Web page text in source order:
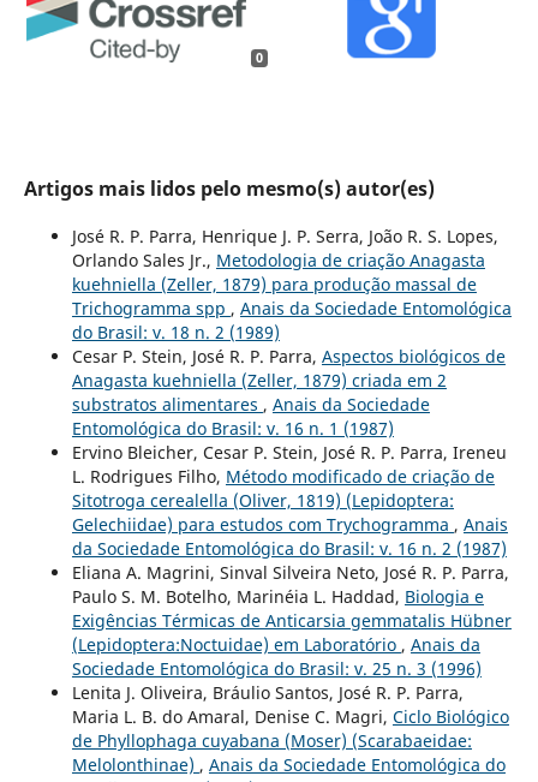
0
Artigos mais lidos pelo mesmo(s) autor(es)
José R. P. Parra, Henrique J. P. Serra, João R. S. Lopes,
Orlando Sales Jr., Metodologia de criação Anagasta
kuehniella (Zeller, 1879) para produção massal de
Trichogramma spp , Anais da Sociedade Entomológica
do Brasil: v. 18 n. 2 (1989)
Cesar P. Stein, José R. P. Parra, Aspectos biológicos de
Anagasta kuehniella (Zeller, 1879) criada em 2
substratos alimentares , Anais da Sociedade
Entomológica do Brasil: v. 16 n. 1 (1987)
Ervino Bleicher, Cesar P. Stein, José R. P. Parra, Ireneu
L. Rodrigues Filho, Método modificado de criação de
Sitotroga cerealella (Oliver, 1819) (Lepidoptera:
Gelechiidae) para estudos com Trychogramma , Anais
da Sociedade Entomológica do Brasil: v. 16 n. 2 (1987)
Eliana A. Magrini, Sinval Silveira Neto, José R. P. Parra,
Paulo S. M. Botelho, Marinéia L. Haddad, Biologia e
Exigências Térmicas de Anticarsia gemmatalis Hübner
(Lepidoptera:Noctuidae) em Laboratório , Anais da
Sociedade Entomológica do Brasil: v. 25 n. 3 (1996)
Lenita J. Oliveira, Bráulio Santos, José R. P. Parra,
Maria L. B. do Amaral, Denise C. Magri, Ciclo Biológico
de Phyllophaga cuyabana (Moser) (Scarabaeidae:
Melolonthinae) , Anais da Sociedade Entomológica do